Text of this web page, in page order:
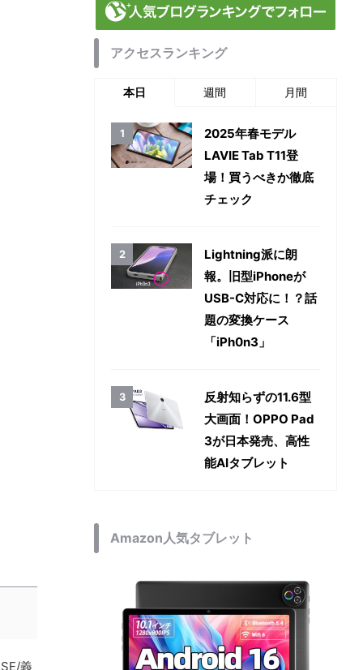
義
アクセスランキング
本日 週間 月間
2025年春モデル
LAVIE Tab T11登
場！買うべきか徹底
チェック
Lightning派に朗
報。旧型iPhoneが
USB-C対応に！？話
題の変換ケース
「iPh0n3」
反射知らずの11.6型
大画面！OPPO Pad
3が日本発売、高性
能AIタブレット
Amazon人気タブレット